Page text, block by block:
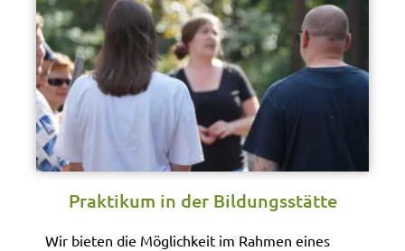
Praktikum in der Bildungsstätte
Wir bieten die Möglichkeit im Rahmen eines